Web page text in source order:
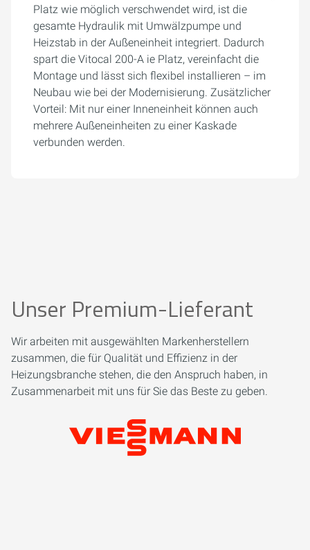
Platz wie möglich verschwendet wird, ist die
gesamte Hydraulik mit Umwälzpumpe und
Heizstab in der Außeneinheit integriert. Dadurch
spart die Vitocal 200-A ie Platz, vereinfacht die
Montage und lässt sich flexibel installieren – im
Neubau wie bei der Modernisierung. Zusätzlicher
Vorteil: Mit nur einer Inneneinheit können auch
mehrere Außeneinheiten zu einer Kaskade
verbunden werden.
Unser Premium-Lieferant
Wir arbeiten mit ausgewählten Markenherstellern
zusammen, die für Qualität und Effizienz in der
Heizungsbranche stehen, die den Anspruch haben, in
Zusammenarbeit mit uns für Sie das Beste zu geben.